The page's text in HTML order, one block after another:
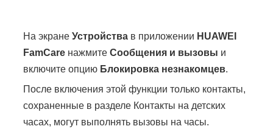
а
с
а
й
т
у
На экранеУстройства в приложении HUAWEI
FamCare нажмитеСообщения и вызовы и
включите опцию Блокировка незнакомцев.
После включения этой функции только контакты,
сохраненные в разделе Контакты на детских
часах, могут выполнять вызовы на часы.